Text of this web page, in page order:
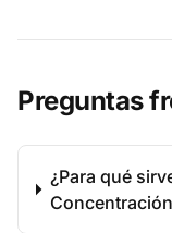
Preguntas
¿Para qué